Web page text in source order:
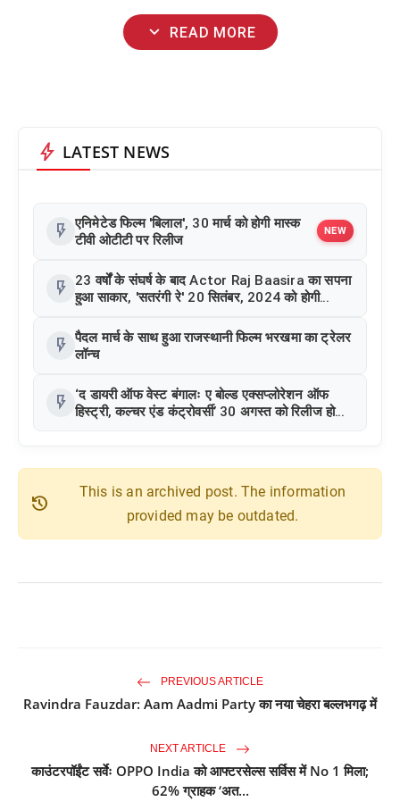
expand_more READ MORE
bolt LATEST NEWS
flash_on एनिमेटेड फिल्म 'बिलाल', 30 मार्च को होगी मास्क
टीवी ओटीटी पर रिलीज
NEW
flash_on 23 वर्षों के संघर्ष के बाद Actor Raj Baasira का सपना
हुआ साकार, 'सतरंगी रे' 20 सितंबर, 2024 को होगी
flash_on पैदल मार्च के साथ हुआ राजस्थानी फिल्म भरखमा का ट्रेलर
लॉन्च
flash_on ‘द डायरी ऑफ वेस्ट बंगालः ए बोल्ड एक्सप्लोरेशन ऑफ
हिस्ट्री, कल्चर एंड कंट्रोवर्सी’ 30 अगस्त को रिलीज हो
history
This is an archived post. The information
provided may be outdated.
PREVIOUS ARTICLE
Ravindra Fauzdar: Aam Aadmi Party का नया चेहरा बल्लभगढ़ में
NEXT ARTICLE
काउंटरपॉईंट सर्वेः OPPO India को आफ्टरसेल्स सर्विस में No 1 मिला;
62% ग्राहक ‘अत...